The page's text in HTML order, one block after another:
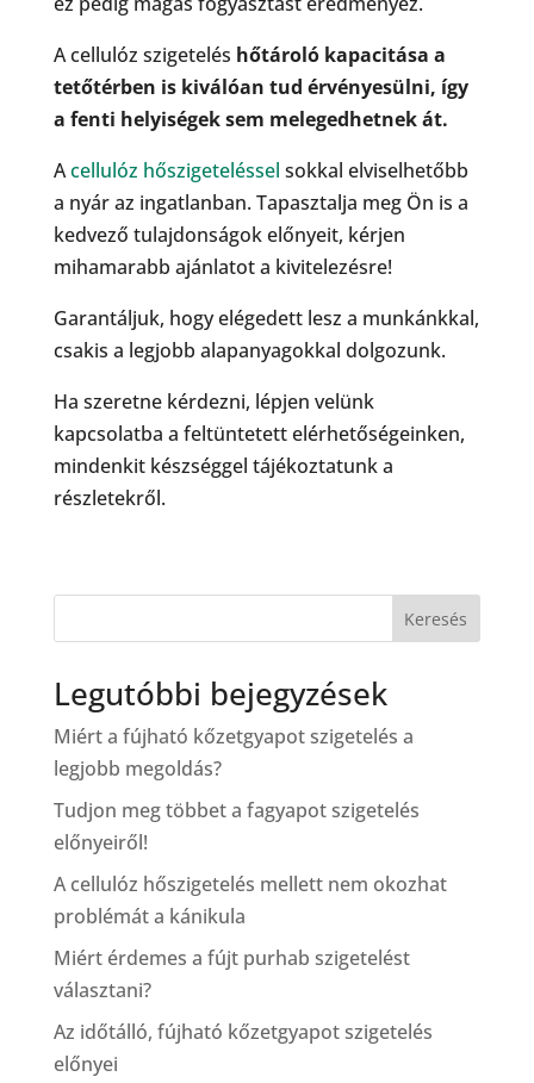
A cellulóz szigetelés hőtároló kapacitása a
tetőtérben is kiválóan tud érvényesülni, így
a fenti helyiségek sem melegedhetnek át.
Acellulóz hőszigeteléssel sokkal elviselhetőbb
a nyár az ingatlanban. Tapasztalja meg Ön is a
kedvező tulajdonságok előnyeit, kérjen
mihamarabb ajánlatot a kivitelezésre!
Garantáljuk, hogy elégedett lesz a munkánkkal,
csakis a legjobb alapanyagokkal dolgozunk.
Ha szeretne kérdezni, lépjen velünk
kapcsolatba a feltüntetett elérhetőségeinken,
mindenkit készséggel tájékoztatunk a
részletekről.
Keresés
Legutóbbi bejegyzések
Miért a fújható kőzetgyapot szigetelés a
legjobb megoldás?
Tudjon meg többet a fagyapot szigetelés
előnyeiről!
A cellulóz hőszigetelés mellett nem okozhat
problémát a kánikula
Miért érdemes a fújt purhab szigetelést
választani?
Az időtálló, fújható kőzetgyapot szigetelés
előnyei